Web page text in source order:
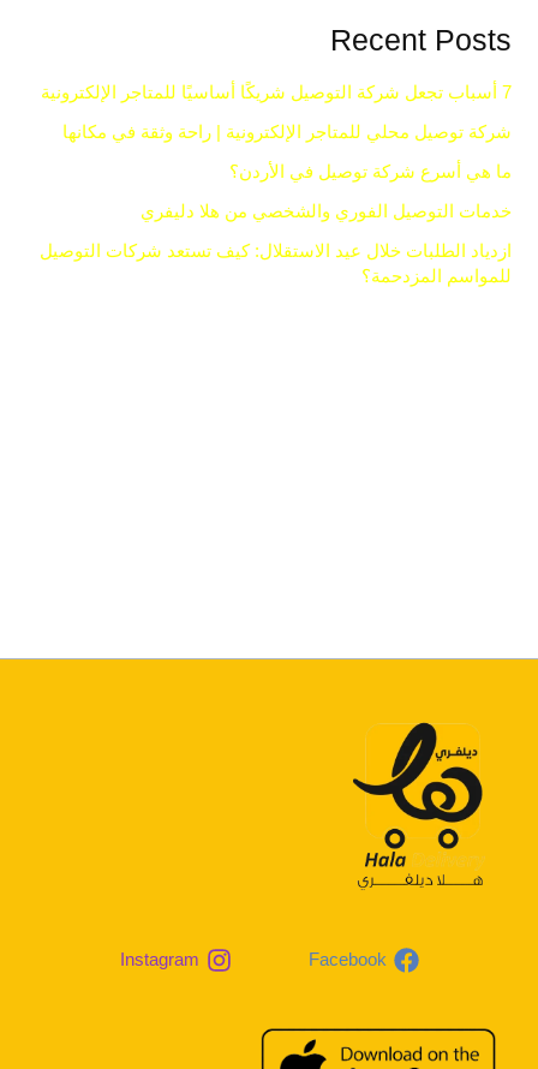
Recent Posts
7 أسباب تجعل شركة التوصيل شريكًا أساسيًا للمتاجر الإلكترونية
شركة توصيل محلي للمتاجر الإلكترونية | راحة وثقة في مكانها
ما هي أسرع شركة توصيل في الأردن؟
خدمات التوصيل الفوري والشخصي من هلا دليفري
ازدياد الطلبات خلال عيد الاستقلال: كيف تستعد شركات التوصيل
للمواسم المزدحمة؟
Facebook
Instagram